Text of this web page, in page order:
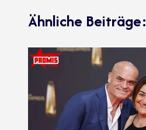
Ähnliche Beiträge: